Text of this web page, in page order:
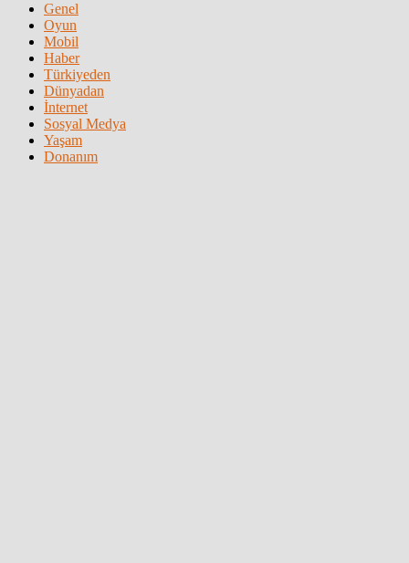
Genel
Oyun
Mobil
Haber
Türkiyeden
Dünyadan
İnternet
Sosyal Medya
Yaşam
Donanım